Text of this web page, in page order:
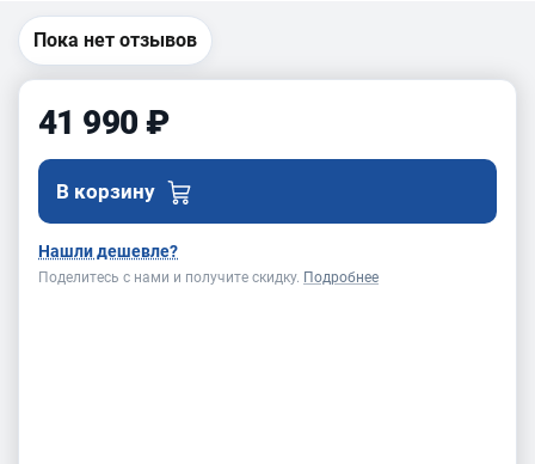
Пока нет отзывов
41 990 ₽
В корзину
Нашли дешевле?
Поделитесь с нами и получите скидку. Подробнее